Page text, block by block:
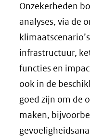
Onzekerheden
analyses, via de
infrastructuur,
functies en
ook in de
goed zijn om de
maken,